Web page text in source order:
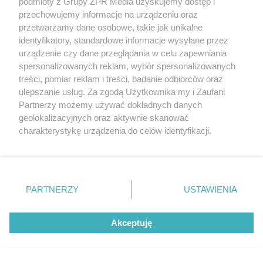
koresponduje z układem pni otaczających sosen.
Ciepła kolorystyka drewna została dobrana tak,
aby harmonizowała z barwami lasu i leśnego
poszycia. Dzięki temu budynek zachowuje
wyrazistą tożsamość, ale nie staje się
dominującym elementem krajobrazu.
przechowujemy informacje na urządzeniu oraz
przetwarzamy dane osobowe, takie jak unikalne
identyfikatory, standardowe informacje wysyłane przez
urządzenie czy dane przeglądania w celu zapewniania
spersonalizowanych reklam, wybór spersonalizowanych
treści, pomiar reklam i treści, badanie odbiorców oraz
ulepszanie usług. Za zgodą Użytkownika my i Zaufani
Partnerzy możemy używać dokładnych danych
geolokalizacyjnych oraz aktywnie skanować
charakterystykę urządzenia do celów identyfikacji.
zmienić/wycofać klikając przycisk ustawień prywatności
znajdujący się w lewym dolnym rogu strony
rodzaje przetwarzania danych nie wymagają zgody
użytkownika, ale masz prawo sprzeciwić się takiemu
przetwarzaniu. Preferencje będą miały zastosowanie tylko
PARTNERZY USTAWIENIA
Akceptuję